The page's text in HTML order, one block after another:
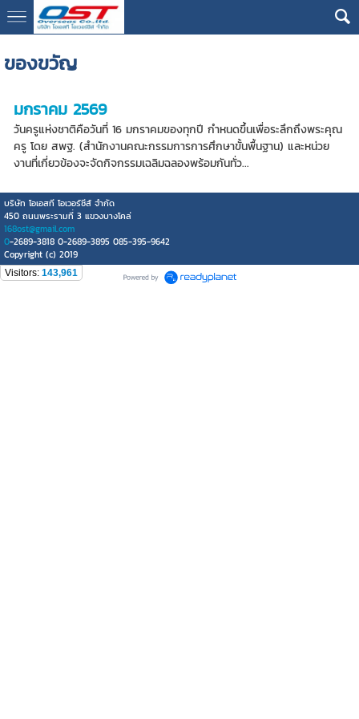
google13076cdc17b3388d
ของขวัญ
มกราคม 2569
วันครูแห่งชาติคือวันที่ 16 มกราคมของทุกปี กำหนดขึ้นเพื่อระลึกถึงพระคุณ
ครู โดย สพฐ. (สำนักงานคณะกรรมการการศึกษาขั้นพื้นฐาน) และหน่วย
งานที่เกี่ยวข้องจะจัดกิจกรรมเฉลิมฉลองพร้อมกันทั่ว...
บริษัท โอเอสที โอเวอร์ซีส์ จำกัด
450 ถนนพระรามที่ 3 แขวงบางโคล่
168ost@gmail.com
0-2689-3818 0-2689-3895 085-395-9642
Copyright (c) 2019
Visitors: 143,961